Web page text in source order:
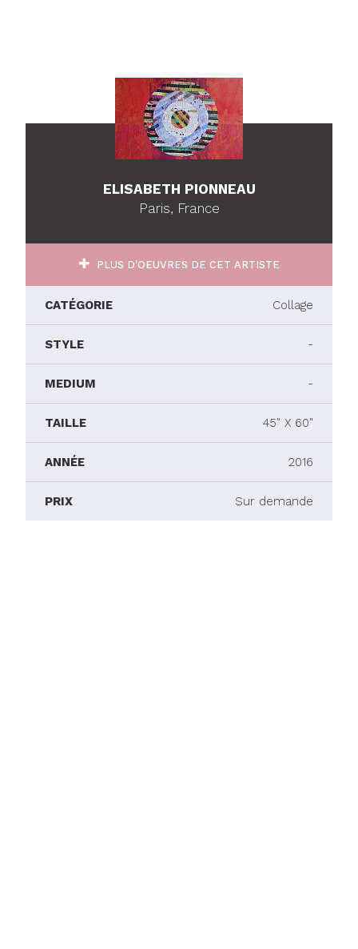
ELISABETH PIONNEAU
Paris, France
PLUS D'OEUVRES DE CET ARTISTE
CATÉGORIE Collage
STYLE -
MEDIUM -
TAILLE 45" X 60"
ANNÉE 2016
PRIX Sur demande